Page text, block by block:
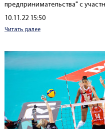
предпринимательства" с
Создано
10.11.22 15:50
Читать далее